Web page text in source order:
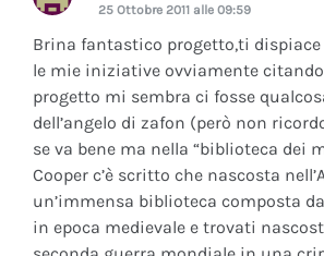
25 Ottobre 2011 alle 09:59
Brina fantastico progetto,ti
le mie iniziative ovviamente
progetto mi sembra ci fosse
dell’angelo di zafon (però non
se va bene ma nella “biblioteca dei
Cooper c’è scritto che nascosta
un’immensa biblioteca composta
in epoca medievale e trovati